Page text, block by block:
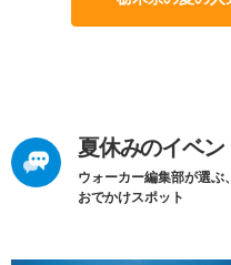
夏休みのイベ
ウォーカー編集部が選ぶ
おでかけスポット